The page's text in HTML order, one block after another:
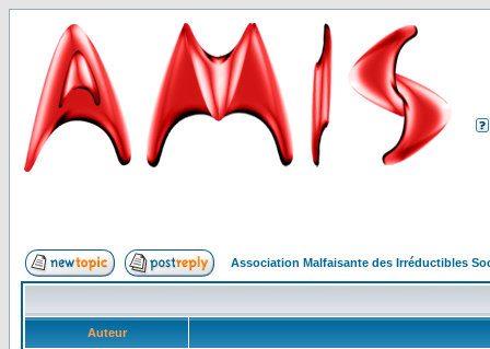
Association Malfaisante des Irréductibles
Auteur